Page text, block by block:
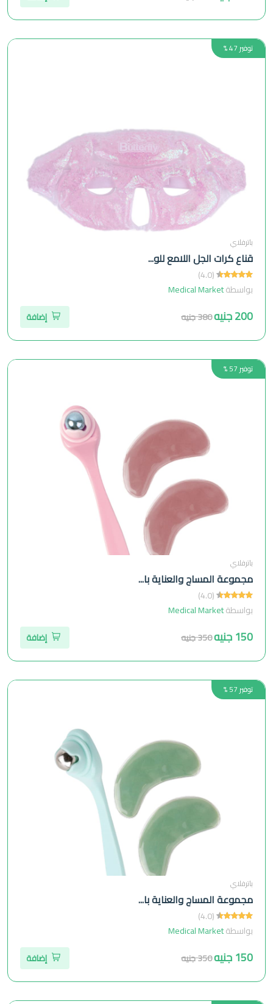
توفير 47 %
باترفلاي
قناع كرات الجل اللامع للو...
(4.0)
بواسطةMedical Market
200 جنيه 380 جنيه إضافة
توفير 57 %
باترفلاي
مجموعة المساج والعناية با...
(4.0)
بواسطةMedical Market
150 جنيه 350 جنيه إضافة
توفير 57 %
باترفلاي
مجموعة المساج والعناية با...
(4.0)
بواسطةMedical Market
150 جنيه 350 جنيه إضافة